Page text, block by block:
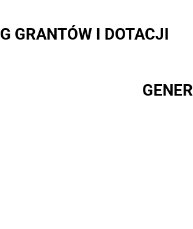
GRANTÓW I DOTACJI